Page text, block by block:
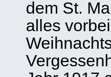
dem St.
alles